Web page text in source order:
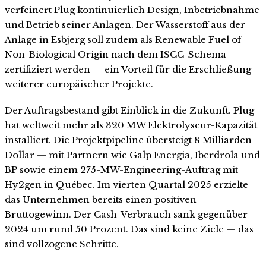
verfeinert Plug kontinuierlich Design, Inbetriebnahme
und Betrieb seiner Anlagen. Der Wasserstoff aus der
Anlage in Esbjerg soll zudem als Renewable Fuel of
Non-Biological Origin nach dem ISCC-Schema
zertifiziert werden — ein Vorteil für die Erschließung
weiterer europäischer Projekte.
Der Auftragsbestand gibt Einblick in die Zukunft. Plug
hat weltweit mehr als 320 MW Elektrolyseur-Kapazität
installiert. Die Projektpipeline übersteigt 8 Milliarden
Dollar — mit Partnern wie Galp Energia, Iberdrola und
BP sowie einem 275-MW-Engineering-Auftrag mit
Hy2gen in Québec. Im vierten Quartal 2025 erzielte
das Unternehmen bereits einen positiven
Bruttogewinn. Der Cash-Verbrauch sank gegenüber
2024 um rund 50 Prozent. Das sind keine Ziele — das
sind vollzogene Schritte.